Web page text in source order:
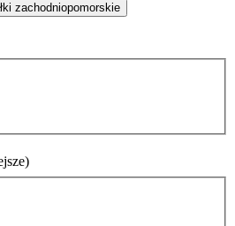
zachodniopomorskie